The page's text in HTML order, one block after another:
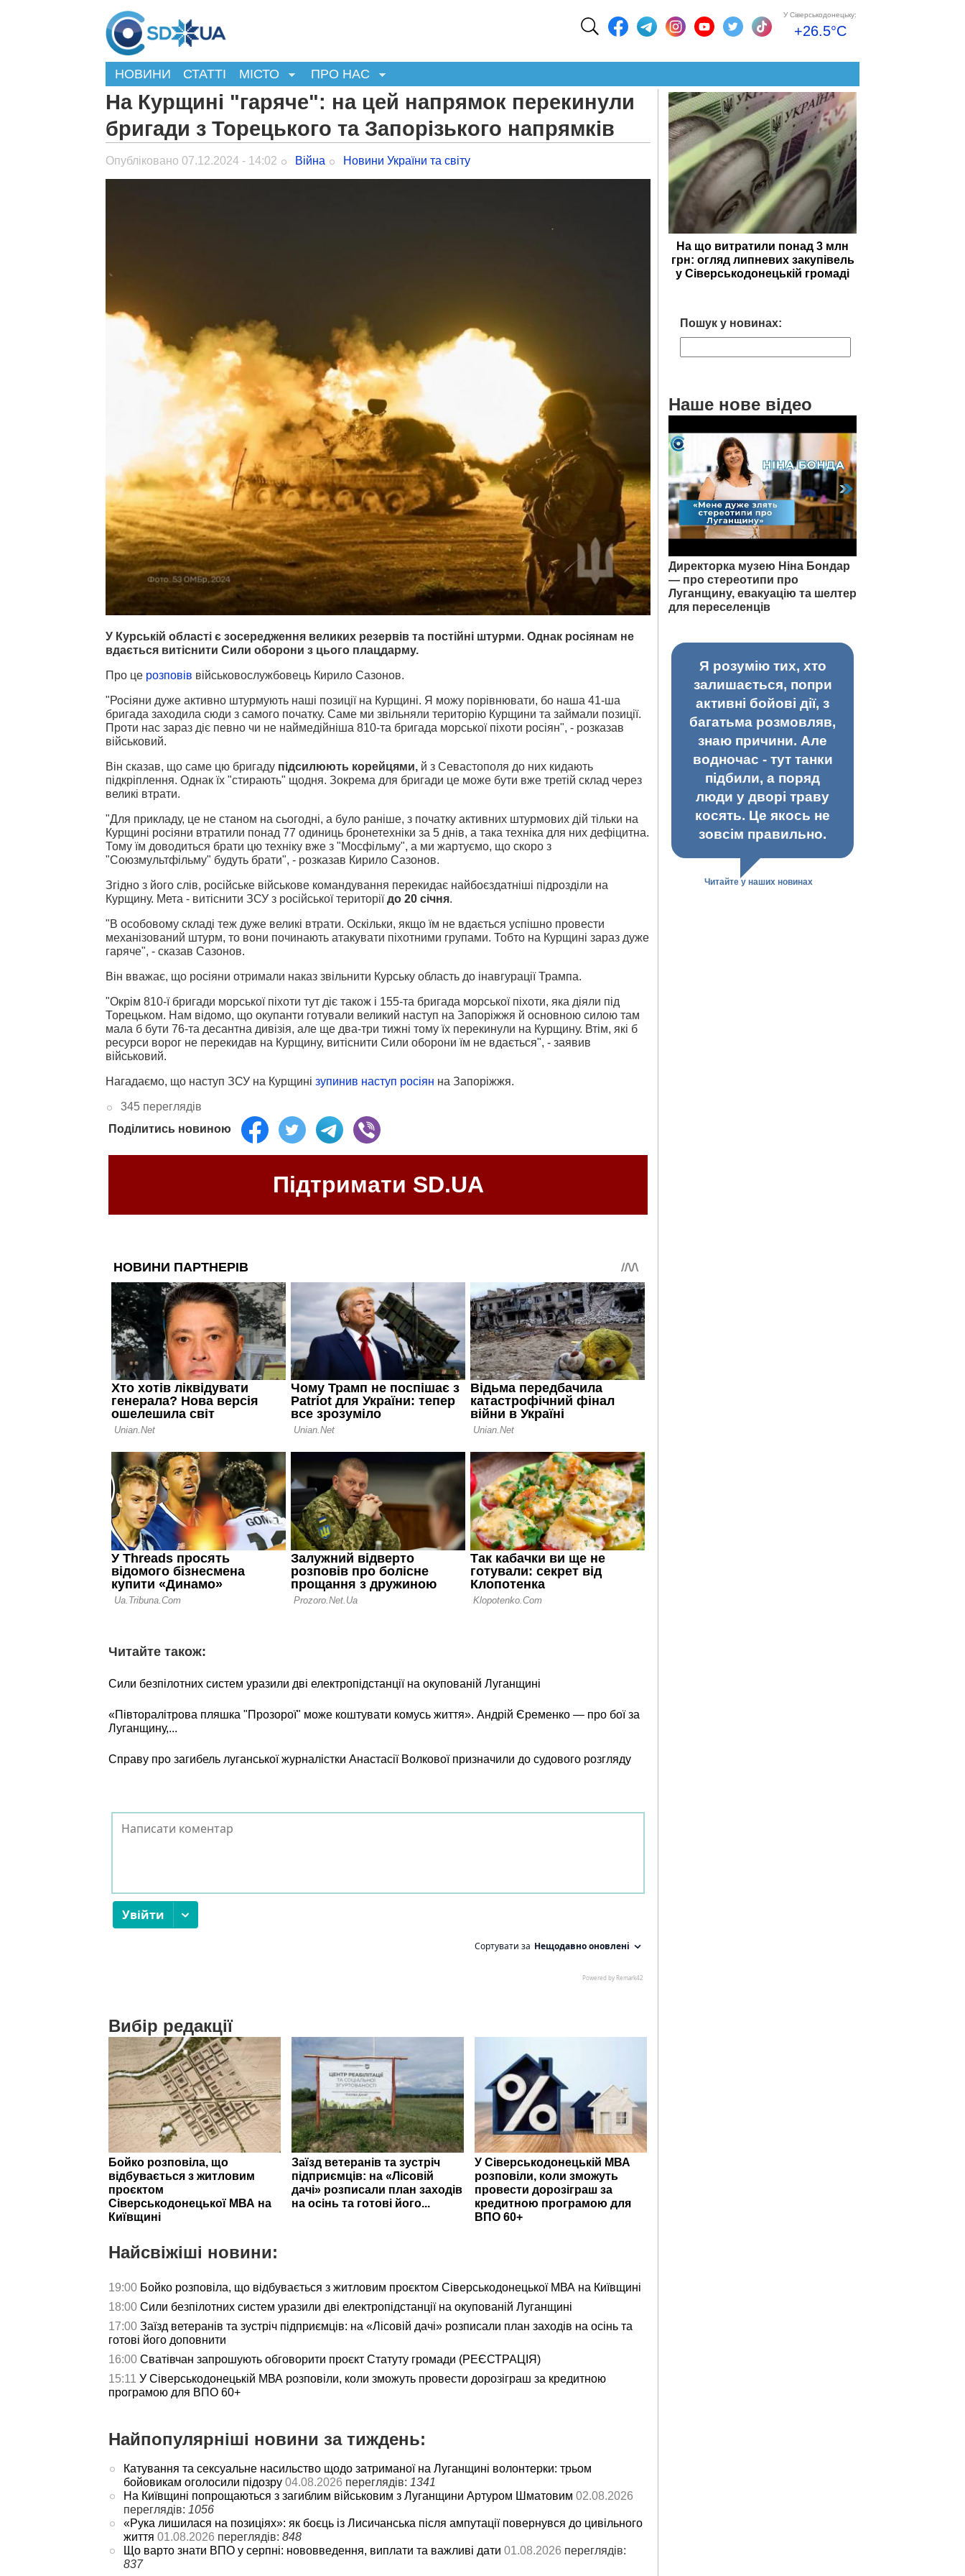
У Сіверськодонецьку:
+26.5°C
НОВИНИ СТАТТІ МІСТО ПРО НАС
На Курщині "гаряче": на цей напрямок перекинули
бригади з Торецького та Запорізького напрямків
Опубліковано 07.12.2024 - 14:02 Війна Новини України та світу
У Курській області є зосередження великих резервів та постійні штурми. Однак росіянам не
вдається витіснити Сили оборони з цього плацдарму.
Про це розповів військовослужбовець Кирило Сазонов.
"Росіяни дуже активно штурмують наші позиції на Курщині. Я можу порівнювати, бо наша 41-ша
бригада заходила сюди з самого початку. Саме ми звільняли територію Курщини та займали позиції.
Проти нас зараз діє певно чи не наймедійніша 810-та бригада морської піхоти росіян", - розказав
військовий.
Він сказав, що саме цю бригаду підсилюють корейцями, й з Севастополя до них кидають
підкріплення. Однак їх "стирають" щодня. Зокрема для бригади це може бути вже третій склад через
великі втрати.
"Для прикладу, це не станом на сьогодні, а було раніше, з початку активних штурмових дій тільки на
Курщині росіяни втратили понад 77 одиниць бронетехніки за 5 днів, а така техніка для них дефіцитна.
Тому їм доводиться брати цю техніку вже з "Мосфільму", а ми жартуємо, що скоро з
"Союзмультфільму" будуть брати", - розказав Кирило Сазонов.
Згідно з його слів, російське військове командування перекидає найбоєздатніші підрозділи на
Курщину. Мета - витіснити ЗСУ з російської територіїдо 20 січня.
"В особовому складі теж дуже великі втрати. Оскільки, якщо їм не вдається успішно провести
механізований штурм, то вони починають атакувати піхотними групами. Тобто на Курщині зараз дуже
гаряче", - сказав Сазонов.
Він вважає, що росіяни отримали наказ звільнити Курську область до інавгурації Трампа.
"Окрім 810-ї бригади морської піхоти тут діє також і 155-та бригада морської піхоти, яка діяли під
Торецьком. Нам відомо, що окупанти готували великий наступ на Запоріжжя й основною силою там
мала б бути 76-та десантна дивізія, але ще два-три тижні тому їх перекинули на Курщину. Втім, які б
ресурси ворог не перекидав на Курщину, витіснити Сили оборони їм не вдається", - заявив
військовий.
Нагадаємо, що наступ ЗСУ на Курщині зупинив наступ росіян на Запоріжжя.
345 переглядів
Поділитись новиною
Підтримати SD.UA
Читайте також:
Сили безпілотних систем уразили дві електропідстанції на окупованій Луганщині
«Півторалітрова пляшка "Прозорої" може коштувати комусь життя». Андрій Єременко — про бої за
Луганщину,...
Справу про загибель луганської журналістки Анастасії Волкової призначили до судового розгляду
Вибір редакції
Бойко розповіла, що
відбувається з житловим
проєктом
Сіверськодонецької МВА на
Київщині
Заїзд ветеранів та зустріч
підприємців: на «Лісовій
дачі» розписали план заходів
на осінь та готові його...
У Сіверськодонецькій МВА
розповіли, коли зможуть
провести дорозіграш за
кредитною програмою для
ВПО 60+
Найсвіжіші новини:
19:00 Бойко розповіла, що відбувається з житловим проєктом Сіверськодонецької МВА на Київщині
18:00 Сили безпілотних систем уразили дві електропідстанції на окупованій Луганщині
17:00 Заїзд ветеранів та зустріч підприємців: на «Лісовій дачі» розписали план заходів на осінь та
готові його доповнити
16:00 Сватівчан запрошують обговорити проєкт Статуту громади (РЕЄСТРАЦІЯ)
15:11 У Сіверськодонецькій МВА розповіли, коли зможуть провести дорозіграш за кредитною
програмою для ВПО 60+
Найпопулярніші новини за тиждень:
Катування та сексуальне насильство щодо затриманої на Луганщині волонтерки: трьом
бойовикам оголосили підозру 04.08.2026 переглядів: 1341
На Київщині попрощаються з загиблим військовим з Луганщини Артуром Шматовим 02.08.2026
переглядів: 1056
«Рука лишилася на позиціях»: як боєць із Лисичанська після ампутації повернувся до цивільного
життя 01.08.2026 переглядів: 848
Що варто знати ВПО у серпні: нововведення, виплати та важливі дати 01.08.2026 переглядів:
837
На що витратили понад 3 млн
грн: огляд липневих закупівель
у Сіверськодонецькій громаді
Пошук у новинах:
Наше нове відео
Директорка музею Ніна Бондар
— про стереотипи про
Луганщину, евакуацію та шелтер
для переселенців
Я розумію тих, хто
залишається, попри
активні бойові дії, з
багатьма розмовляв,
знаю причини. Але
водночас - тут танки
підбили, а поряд
люди у дворі траву
косять. Це якось не
зовсім правильно.
Читайте у наших новинах